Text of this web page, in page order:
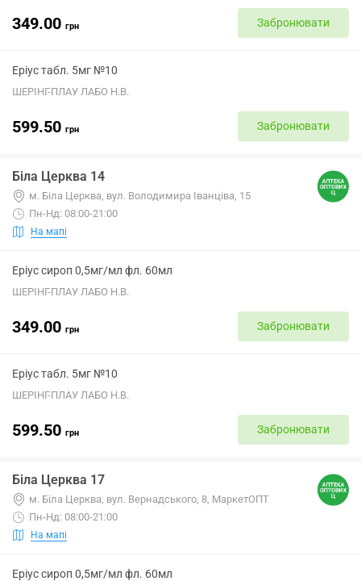
349.00 грн Забронювати
Еріус табл. 5мг №10
ШЕРІНГ-ПЛАУ ЛАБО Н.В.
599.50 грн Забронювати
Біла Церква 14
м. Біла Церква, вул. Володимира Іванціва, 15
Пн-Нд: 08:00-21:00
На мапі
Еріус сироп 0,5мг/мл фл. 60мл
ШЕРІНГ-ПЛАУ ЛАБО Н.В.
349.00 грн Забронювати
Еріус табл. 5мг №10
ШЕРІНГ-ПЛАУ ЛАБО Н.В.
599.50 грн Забронювати
Біла Церква 17
м. Біла Церква, вул. Вернадського, 8, МаркетОПТ
Пн-Нд: 08:00-21:00
На мапі
Еріус сироп 0,5мг/мл фл. 60мл